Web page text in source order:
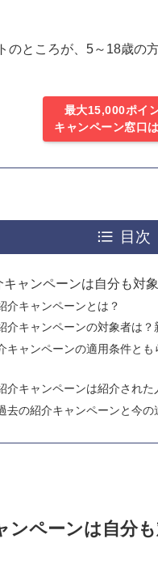
のところが、5～18歳の
最大15,000ポイ
キャンペーン窓口
目次
ャンペーンは自分も対
介キャンペーンとは？
介キャンペーンの対象者は？
キャンペーンの適用条件と
介キャンペーンは紹介され
去の紹介キャンペーンと今の
ンペーンは自分